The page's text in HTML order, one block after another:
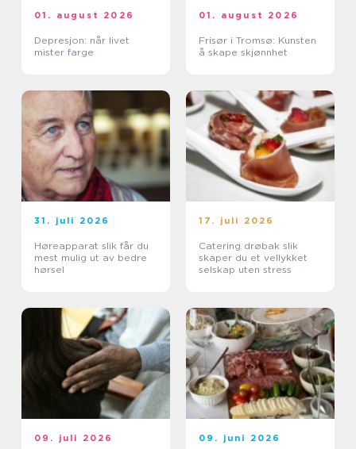
01. august 2026
Depresjon: når livet
mister farge
01. august 2026
Frisør i Tromsø: Kunsten
å skape skjønnhet
31. juli 2026
Høreapparat slik får du
mest mulig ut av bedre
hørsel
17. juli 2026
Catering drøbak slik
skaper du et vellykket
selskap uten stress
09. juli 2026 09. juni 2026